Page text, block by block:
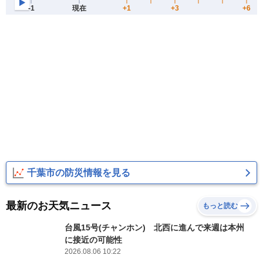
千葉市の防災情報を見る
最新のお天気ニュース もっと読む
台風15号(チャンホン) 北西に進んで来週は本州
に接近の可能性
2026.08.06 10:22